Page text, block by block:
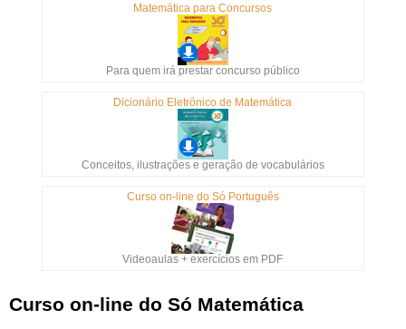
Matemática para Concursos
Para quem irá prestar concurso público
Dicionário Eletrônico de Matemática
Conceitos, ilustrações e geração de vocabulários
Curso on-line do Só Português
Videoaulas + exercícios em PDF
Curso on-line do Só Matemática